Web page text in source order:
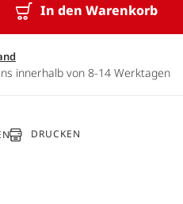
In den Warenkorb
innerhalb von 8-14 Werktagen
DRUCKEN